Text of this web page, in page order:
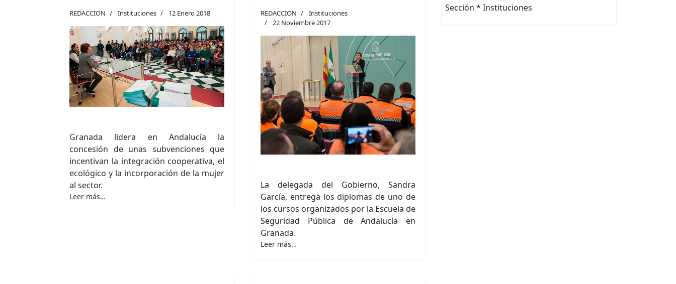
REDACCION Instituciones 12 Enero 2018
Granada lidera en Andalucía la
concesión de unas subvenciones que
incentivan la integración cooperativa, el
ecológico y la incorporación de la mujer
al sector.
Leer más…
REDACCION
Instituciones
22 Noviembre 2017
La delegada del Gobierno, Sandra
García, entrega los diplomas de uno de
los cursos organizados por la Escuela de
Seguridad Pública de Andalucía en
Granada.
Leer más…
Sección * Instituciones